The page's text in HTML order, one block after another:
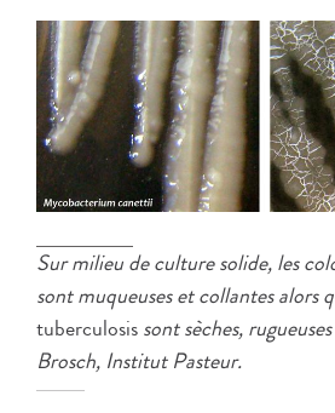
Sur milieu de culture solide, les
sont muqueuses et collantes alors
tuberculosissont sèches,
Brosch, Institut Pasteur.